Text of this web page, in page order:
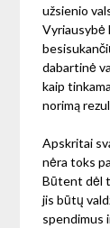
užsienio
Vyriausybė
dabartinė
kaip
norimą
Apskritai
nėra toks
Būtent dėl
jis būtų
spendimus